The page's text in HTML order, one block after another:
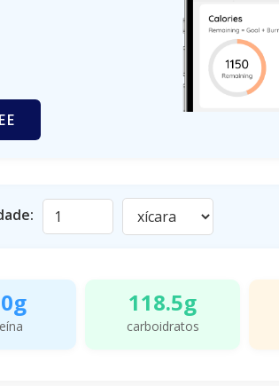
118.5g
carboidratos